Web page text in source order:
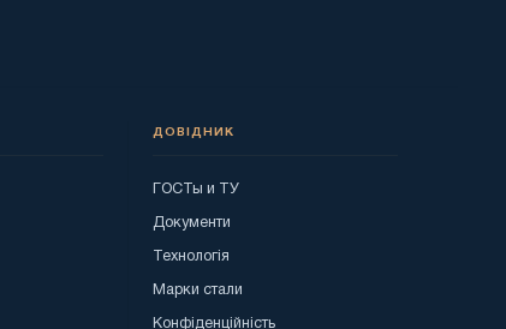
ДОВІДНИК
ГОСТы и ТУ
Документи
Технологія
Марки стали
Конфіденційність